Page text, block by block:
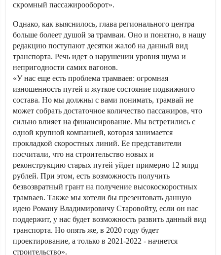
скромный пассажирооборот».
Однако, как выяснилось, глава регионального центра
больше болеет душой за трамваи. Оно и понятно, в нашу
редакцию поступают десятки жалоб на данный вид
транспорта. Речь идет о нарушении уровня шума и
непригодности самих вагонов.
«У нас еще есть проблема трамваев: огромная
изношенность путей и жуткое состояние подвижного
состава. Но мы должны с вами понимать, трамвай не
может собрать достаточное количество пассажиров, что
сильно влияет на финансирование. Мы встретились с
одной крупной компанией, которая занимается
прокладкой скоростных линий. Ее представители
посчитали, что на строительство новых и
реконструкцию старых путей уйдет примерно 12 млрд
рублей. При этом, есть возможность получить
безвозвратный грант на получение высокоскоростных
трамваев. Также мы хотели бы презентовать данную
идею Роману Владимировичу Старовойту, если он нас
поддержит, у нас будет возможность развить данный вид
транспорта. Но опять же, в 2020 году будет
проектирование, а только в 2021-2022 - начнется
строительство».